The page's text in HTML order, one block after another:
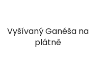
Vyšívaný Ganéša na
plátně